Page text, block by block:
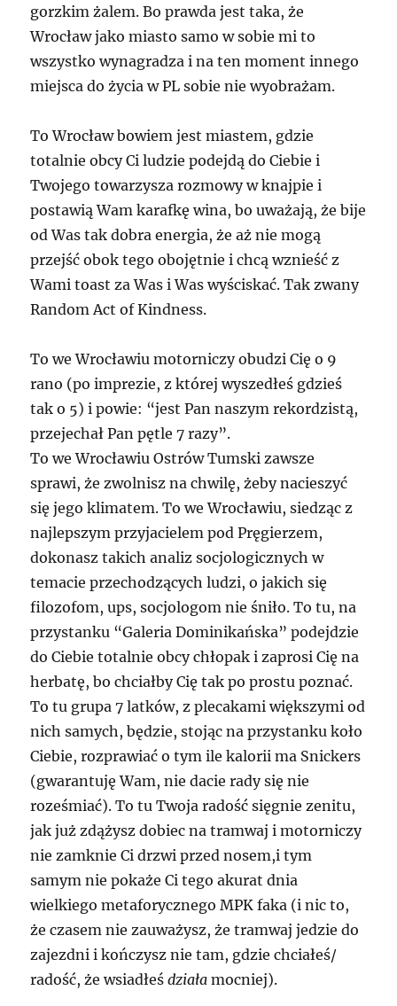
gorzkim żalem. Bo prawda jest taka, że
Wrocław jako miasto samo w sobie mi to
wszystko wynagradza i na ten moment innego
miejsca do życia w PL sobie nie wyobrażam.
To Wrocław bowiem jest miastem, gdzie
totalnie obcy Ci ludzie podejdą do Ciebie i
Twojego towarzysza rozmowy w knajpie i
postawią Wam karafkę wina, bo uważają, że bije
od Was tak dobra energia, że aż nie mogą
przejść obok tego obojętnie i chcą wznieść z
Wami toast za Was i Was wyściskać. Tak zwany
Random Act of Kindness.
To we Wrocławiu motorniczy obudzi Cię o 9
rano (po imprezie, z której wyszedłeś gdzieś
tak o 5) i powie: “jest Pan naszym rekordzistą,
przejechał Pan pętle 7 razy”.
To we Wrocławiu Ostrów Tumski zawsze
sprawi, że zwolnisz na chwilę, żeby nacieszyć
się jego klimatem. To we Wrocławiu, siedząc z
najlepszym przyjacielem pod Pręgierzem,
dokonasz takich analiz socjologicznych w
temacie przechodzących ludzi, o jakich się
filozofom, ups, socjologom nie śniło. To tu, na
przystanku “Galeria Dominikańska” podejdzie
do Ciebie totalnie obcy chłopak i zaprosi Cię na
herbatę, bo chciałby Cię tak po prostu poznać.
To tu grupa 7 latków, z plecakami większymi od
nich samych, będzie, stojąc na przystanku koło
Ciebie, rozprawiać o tym ile kalorii ma Snickers
(gwarantuję Wam, nie dacie rady się nie
roześmiać). To tu Twoja radość sięgnie zenitu,
jak już zdążysz dobiec na tramwaj i motorniczy
nie zamknie Ci drzwi przed nosem,i tym
samym nie pokaże Ci tego akurat dnia
wielkiego metaforycznego MPK faka (i nic to,
że czasem nie zauważysz, że tramwaj jedzie do
zajezdni i kończysz nie tam, gdzie chciałeś/
radość, że wsiadłeśdziała mocniej).